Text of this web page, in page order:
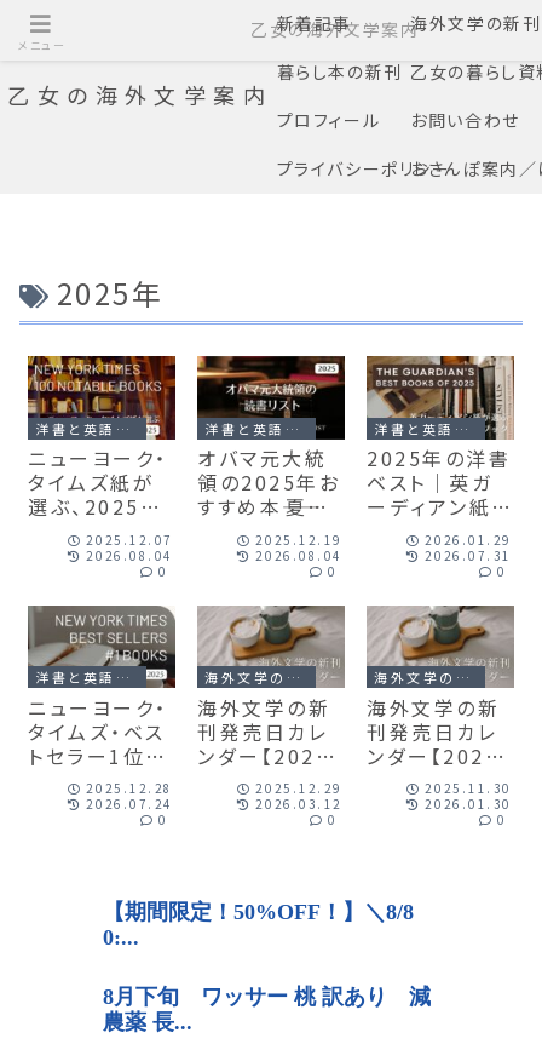
乙女の海外文学案内
新着記事 海外文学の新刊
暮らし本の新刊 乙女の暮らし
プロフィール お問い合わせ
プライバシーポリシーおさんぽ案内
2025年
洋書と英語の本のこと
ニューヨーク・
タイムズ紙が
選ぶ、2025年
「今年注目を集
めた100冊」の
2025.12.07
2026.08.04
0
洋書と英語の本のこと
オバマ元大統
領の2025年お
すすめ本――夏と
年末ベストブッ
クの一覧表
2025.12.19
2026.08.04
0
洋書と英語の本のこと
2025年の洋書
ベスト｜英ガ
ーディアン紙が
選ぶ「Best
Books
2025」の一覧
表
2026.01.29
2026.07.31
0
洋書と英語の本のこと
ニューヨーク・
タイムズ・ベス
トセラー1位の
本の一覧表
〈2025〉
2025.12.28
2026.07.24
0
海外文学の新刊発売日カレンダー
海外文学の新
刊発売日カレ
ンダー【2025
年12月】2025.12.29
2026.03.12
0
海外文学の新刊発売日カレンダー
海外文学の新
刊発売日カレ
ンダー【2025
年11月】2025.11.30
2026.01.30
0
メニュー
乙女の海外文学案内